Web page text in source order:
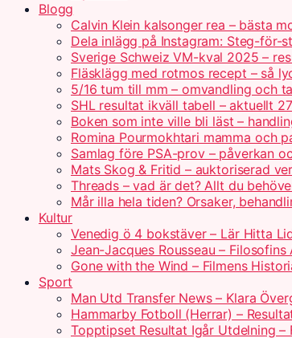
Blogg
Calvin Klein kalsonger rea – bästa
Dela inlägg på Instagram: Steg-för-
Sverige Schweiz VM-kval 2025 –
Fläsklägg med rotmos recept – så
5/16 tum till mm – omvandling och
SHL resultat ikväll tabell – aktuellt
Boken som inte ville bli läst –
Romina Pourmokhtari mamma och
Samlag före PSA-prov – påverkan
Mats Skog & Fritid – auktoriserad
Threads – vad är det? Allt du
Mår illa hela tiden? Orsaker,
Kultur
Venedig ö 4 bokstäver – Lär Hitta
Jean-Jacques Rousseau –
Gone with the Wind – Filmens
Sport
Man Utd Transfer News – Klara
Hammarby Fotboll (Herrar) –
Topptipset Resultat Igår Utdelning